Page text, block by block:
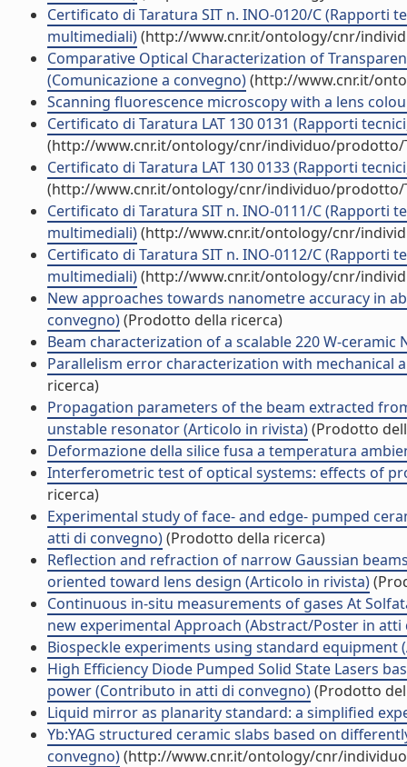
Certificato di Taratura SIT n. INO-0120/C
multimediali)(http://www.cnr.it/ontology/cnr/
Comparative Optical Characterization of
(Comunicazione a convegno)(http://www.cnr.it/
Scanning fluorescence microscopy with a lens
Certificato di Taratura LAT 130 0131 (Rapporti
(http://www.cnr.it/ontology/cnr/individuo/prodotto/
Certificato di Taratura LAT 130 0133 (Rapporti
(http://www.cnr.it/ontology/cnr/individuo/prodotto/
Certificato di Taratura SIT n. INO-0111/C
multimediali)(http://www.cnr.it/ontology/cnr/
Certificato di Taratura SIT n. INO-0112/C
multimediali)(http://www.cnr.it/ontology/cnr/
New approaches towards nanometre accuracy in
convegno)(Prodotto della ricerca)
Beam characterization of a scalable 220 W-ceramic
Parallelism error characterization with
ricerca)
Propagation parameters of the beam extracted
unstable resonator (Articolo in rivista)(Prodotto
Deformazione della silice fusa a temperatura
Interferometric test of optical systems: effects of
ricerca)
Experimental study of face- and edge- pumped
atti di convegno)(Prodotto della ricerca)
Reflection and refraction of narrow Gaussian
oriented toward lens design (Articolo in rivista)
Continuous in-situ measurements of gases At
new experimental Approach (Abstract/Poster in atti
Biospeckle experiments using standard
High Efficiency Diode Pumped Solid State Lasers
power (Contributo in atti di convegno)(Prodotto
Liquid mirror as planarity standard: a simplified
Yb:YAG structured ceramic slabs based on
convegno)(http://www.cnr.it/ontology/cnr/